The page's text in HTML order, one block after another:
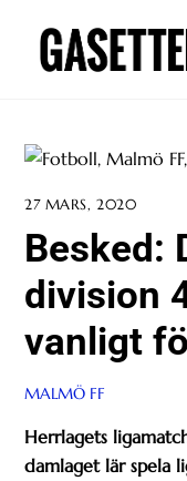
content
27 MARS, 2020
Besked:
division
vanligt
MALMÖ FF
Herrlagets
damlaget lär spela